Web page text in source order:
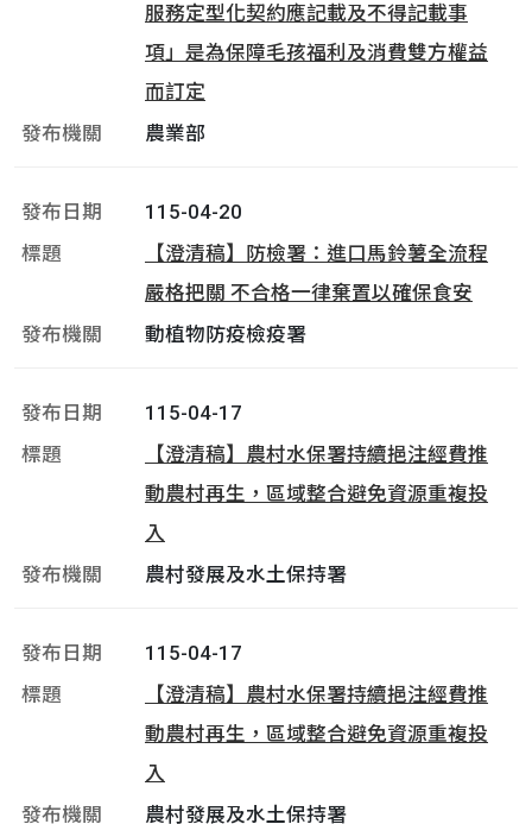
服務定型化契約應記載及不得記載事
項」是為保障毛孩福利及消費雙方權益
而訂定
農業部
115-04-20
【澄清稿】防檢署：進口馬鈴薯全流程
嚴格把關 不合格一律棄置以確保食安
動植物防疫檢疫署
115-04-17
【澄清稿】農村水保署持續挹注經費推
動農村再生，區域整合避免資源重複投
入
農村發展及水土保持署
115-04-17
【澄清稿】農村水保署持續挹注經費推
動農村再生，區域整合避免資源重複投
入
農村發展及水土保持署